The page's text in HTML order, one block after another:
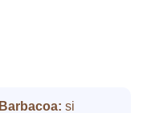
Barbacoa: si